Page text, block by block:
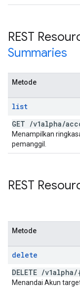
REST
Summaries
Metode
list
GET /v1alpha/
Menampilkan
pemanggil.
REST
Metode
delete
DELETE /v1alpha/
Menandai Akun